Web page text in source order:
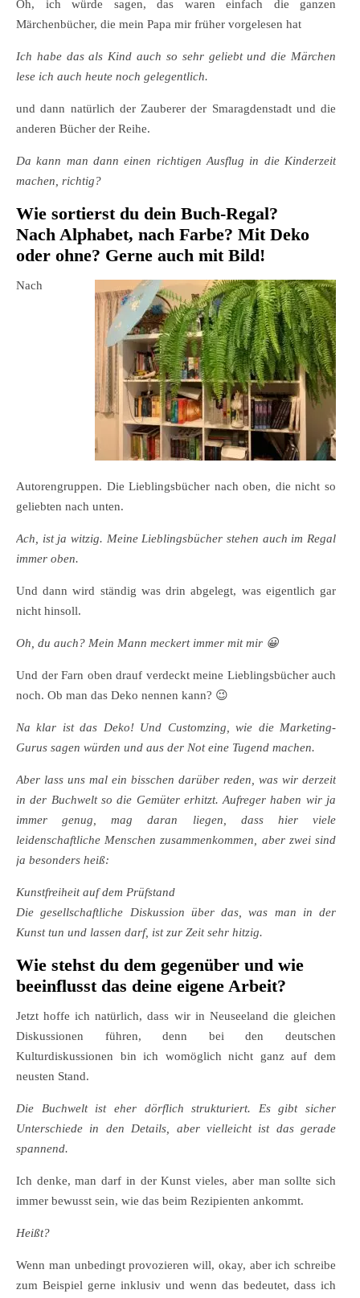
Oh, ich würde sagen, das waren einfach die ganzen
Märchenbücher, die mein Papa mir früher vorgelesen hat
Ich habe das als Kind auch so sehr geliebt und die Märchen
lese ich auch heute noch gelegentlich.
und dann natürlich der Zauberer der Smaragdenstadt und die
anderen Bücher der Reihe.
Da kann man dann einen richtigen Ausflug in die Kinderzeit
machen, richtig?
Wie sortierst du dein Buch-Regal?
Nach Alphabet, nach Farbe? Mit Deko
oder ohne? Gerne auch mit Bild!
Nach
Autorengruppen. Die Lieblingsbücher nach oben, die nicht so
geliebten nach unten.
Ach, ist ja witzig. Meine Lieblingsbücher stehen auch im Regal
immer oben.
Und dann wird ständig was drin abgelegt, was eigentlich gar
nicht hinsoll.
Oh, du auch? Mein Mann meckert immer mit mir 😀
Und der Farn oben drauf verdeckt meine Lieblingsbücher auch
noch. Ob man das Deko nennen kann? 😉
Na klar ist das Deko! Und Customzing, wie die Marketing-
Gurus sagen würden und aus der Not eine Tugend machen.
Aber lass uns mal ein bisschen darüber reden, was wir derzeit
in der Buchwelt so die Gemüter erhitzt. Aufreger haben wir ja
immer genug, mag daran liegen, dass hier viele
leidenschaftliche Menschen zusammenkommen, aber zwei sind
ja besonders heiß:
Kunstfreiheit auf dem Prüfstand
Die gesellschaftliche Diskussion über das, was man in der
Kunst tun und lassen darf, ist zur Zeit sehr hitzig.
Wie stehst du dem gegenüber und wie
beeinflusst das deine eigene Arbeit?
Jetzt hoffe ich natürlich, dass wir in Neuseeland die gleichen
Diskussionen führen, denn bei den deutschen
Kulturdiskussionen bin ich womöglich nicht ganz auf dem
neusten Stand.
Die Buchwelt ist eher dörflich strukturiert. Es gibt sicher
Unterschiede in den Details, aber vielleicht ist das gerade
spannend.
Ich denke, man darf in der Kunst vieles, aber man sollte sich
immer bewusst sein, wie das beim Rezipienten ankommt.
Heißt?
Wenn man unbedingt provozieren will, okay, aber ich schreibe
zum Beispiel gerne inklusiv und wenn das bedeutet, dass ich